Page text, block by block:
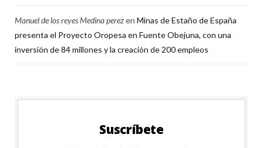
Manuel de los reyes Medina perezen Minas de Estaño de España
presenta el Proyecto Oropesa en Fuente Obejuna, con una
inversión de 84 millones y la creación de 200 empleos
Suscríbete